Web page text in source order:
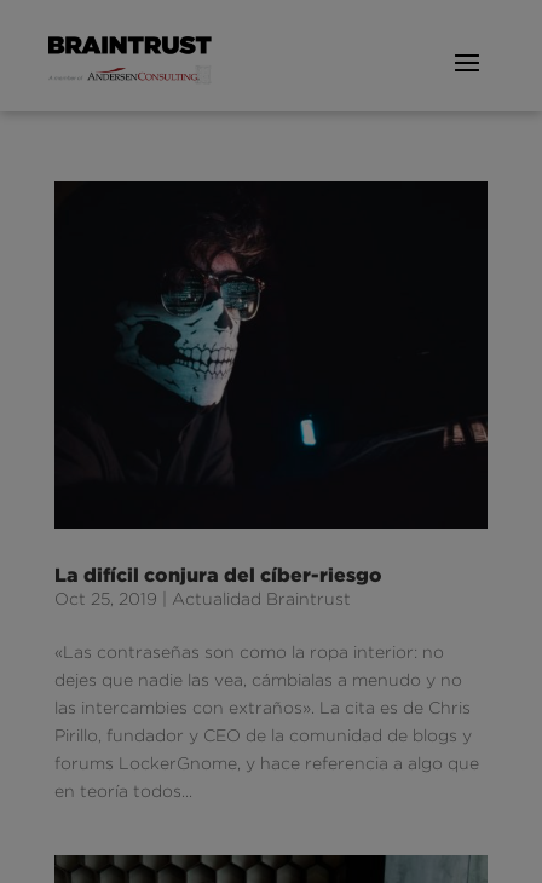
La difícil conjura del cíber-riesgo
Oct 25, 2019 Actualidad Braintrust
«Las contraseñas son como la ropa interior: no
dejes que nadie las vea, cámbialas a menudo y no
las intercambies con extraños». La cita es de Chris
Pirillo, fundador y CEO de la comunidad de blogs y
forums LockerGnome, y hace referencia a algo que
en teoría todos...